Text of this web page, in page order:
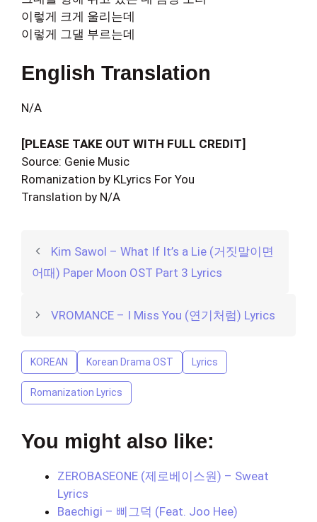
이렇게 크게 울리는데
이렇게 그댈 부르는데
English Translation
N/A
[PLEASE TAKE OUT WITH FULL CREDIT]
Source: Genie Music
Romanization by KLyrics For You
Translation by N/A
Kim Sawol – What If It’s a Lie (거짓말이면
어때) Paper Moon OST Part 3 Lyrics
VROMANCE – I Miss You (연기처럼) Lyrics
KOREAN Korean Drama OST Lyrics
Romanization Lyrics
You might also like:
ZEROBASEONE (제로베이스원) – Sweat
Lyrics
Baechigi – 삐그덕 (Feat. Joo Hee)